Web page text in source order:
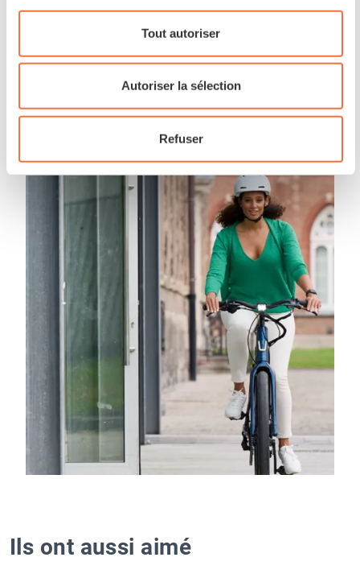
Tout autoriser
Autoriser la sélection
Refuser
Ils ont aussi aimé